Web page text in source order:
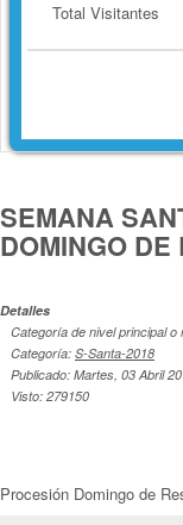
Total Visitantes
SEMANA
DOMINGO DE
Detalles
Categoría de nivel principal o
Categoría: S-Santa-2018
Publicado: Martes, 03 Abril
Visto: 279150
Procesión Domingo de